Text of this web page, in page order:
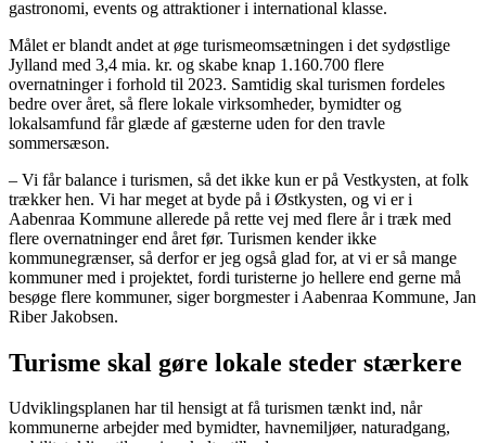
gastronomi, events og attraktioner i international klasse.
Målet er blandt andet at øge turismeomsætningen i det sydøstlige
Jylland med 3,4 mia. kr. og skabe knap 1.160.700 flere
overnatninger i forhold til 2023. Samtidig skal turismen fordeles
bedre over året, så flere lokale virksomheder, bymidter og
lokalsamfund får glæde af gæsterne uden for den travle
sommersæson.
– Vi får balance i turismen, så det ikke kun er på Vestkysten, at folk
trækker hen. Vi har meget at byde på i Østkysten, og vi er i
Aabenraa Kommune allerede på rette vej med flere år i træk med
flere overnatninger end året før. Turismen kender ikke
kommunegrænser, så derfor er jeg også glad for, at vi er så mange
kommuner med i projektet, fordi turisterne jo hellere end gerne må
besøge flere kommuner, siger borgmester i Aabenraa Kommune, Jan
Riber Jakobsen.
Turisme skal gøre lokale steder stærkere
Udviklingsplanen har til hensigt at få turismen tænkt ind, når
kommunerne arbejder med bymidter, havnemiljøer, naturadgang,